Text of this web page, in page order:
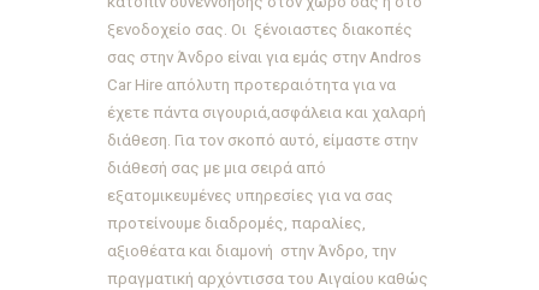
ξενοδοχείο σας. Οι ξένοιαστες διακοπές
σας στην Άνδρο είναι για εμάς στην Andros
Car Hire απόλυτη προτεραιότητα για να
έχετε πάντα σιγουριά,ασφάλεια και χαλαρή
διάθεση. Για τον σκοπό αυτό, είμαστε στην
διάθεσή σας με μια σειρά από
εξατομικευμένες υπηρεσίες για να σας
προτείνουμε διαδρομές, παραλίες,
αξιοθέατα και διαμονή στην Άνδρο, την
πραγματική αρχόντισσα του Αιγαίου καθώς